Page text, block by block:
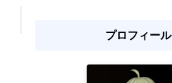
プロフィール